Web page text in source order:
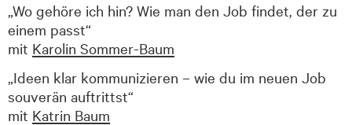
„Wo gehöre ich hin? Wie man den Job findet, der zu
einem passt“
mit Karolin Sommer-Baum
„Ideen klar kommunizieren – wie du im neuen Job
souverän auftrittst“
mit Katrin Baum